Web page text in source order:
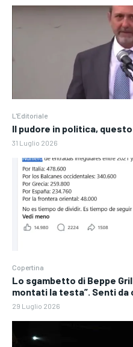
L'Editoriale
Il pudore in politica,
31 Luglio 2026
Copertina
Lo sgambetto di Beppe
montati la testa”. Senti
29 Luglio 2026